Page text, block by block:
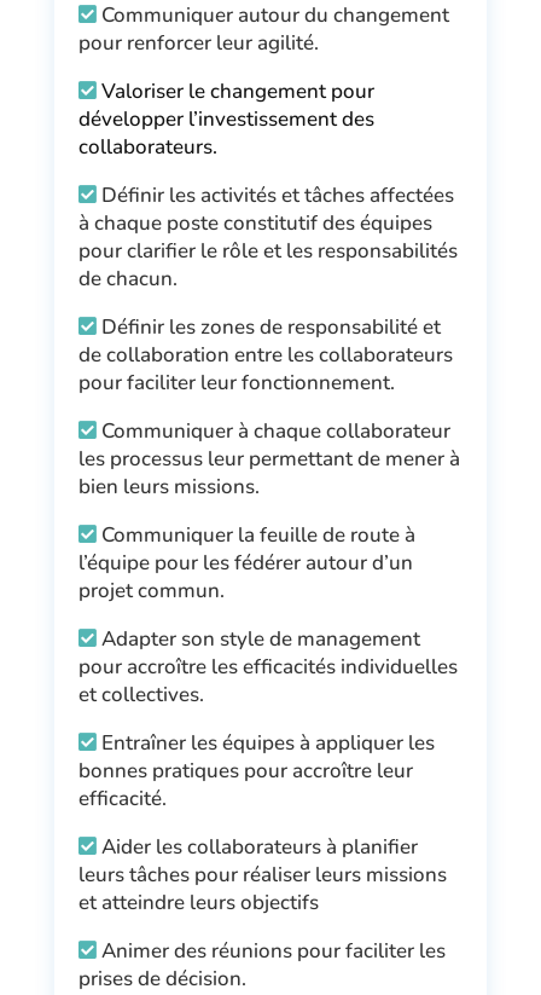
Communiquer autour du changement
pour renforcer leur agilité.
Valoriser le changement pour
développer l’investissement des
collaborateurs.
Définir les activités et tâches affectées
à chaque poste constitutif des équipes
pour clarifier le rôle et les responsabilités
de chacun.
Définir les zones de responsabilité et
de collaboration entre les collaborateurs
pour faciliter leur fonctionnement.
Communiquer à chaque collaborateur
les processus leur permettant de mener à
bien leurs missions.
Communiquer la feuille de route à
l’équipe pour les fédérer autour d’un
projet commun.
Adapter son style de management
pour accroître les efficacités individuelles
et collectives.
Entraîner les équipes à appliquer les
bonnes pratiques pour accroître leur
efficacité.
Aider les collaborateurs à planifier
leurs tâches pour réaliser leurs missions
et atteindre leurs objectifs
Animer des réunions pour faciliter les
prises de décision.